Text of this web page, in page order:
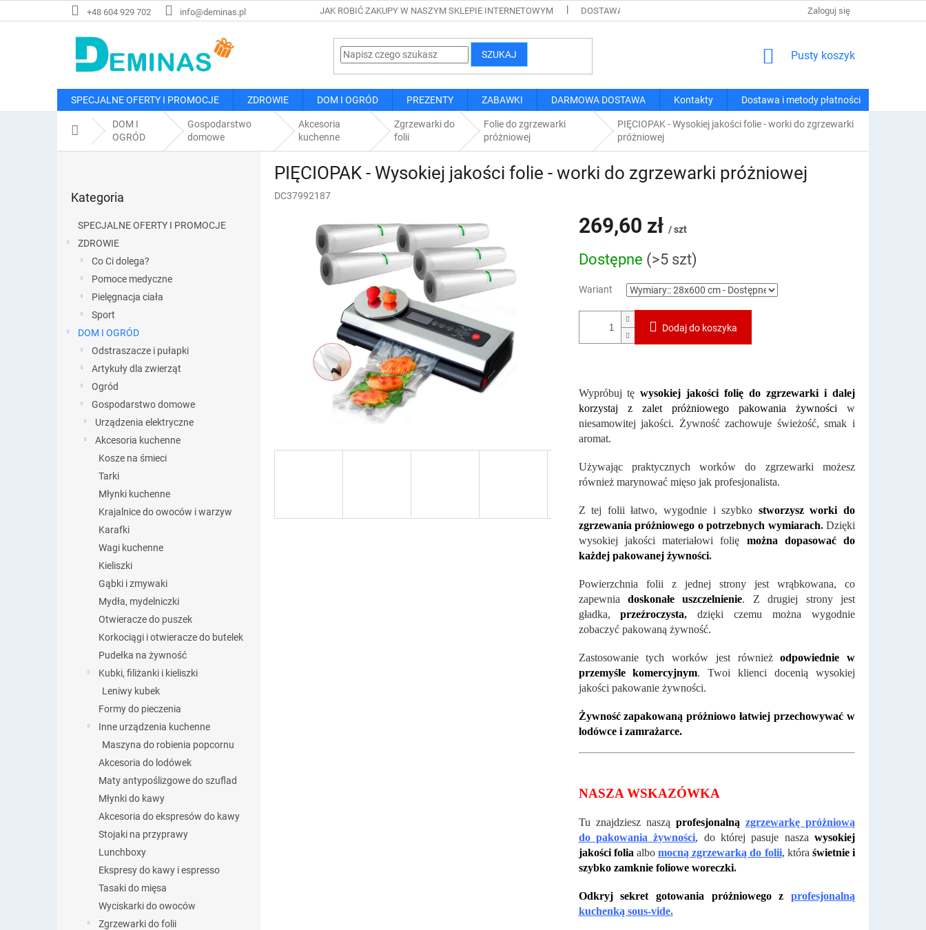
do
+48 604 929 702 info@deminas.pl JAK ROBIĆ ZAKUPY W NASZYM SKLEPIE INTERNETOWYM DOSTAWA I METODY PŁATNOŚCI REGULAMIN ZAKUPÓW
Zaloguj się
SZUKAJ KOSZYK
Pusty koszyk
SPECJALNE OFERTY I PROMOCJE ZDROWIE DOM I OGRÓD PREZENTY ZABAWKI DARMOWA DOSTAWA Kontakty Dostawa i metody płatności
Home
DOM I
OGRÓD
Gospodarstwo
domowe
Akcesoria
kuchenne
Zgrzewarki do
folii
Folie do zgrzewarki
próżniowej
PIĘCIOPAK - Wysokiej jakości folie - worki do zgrzewarki
próżniowej
kategorie
Kategoria
SPECJALNE OFERTY I PROMOCJE
ZDROWIE
Co Ci dolega?
Pomoce medyczne
Pielęgnacja ciała
Sport
DOM I OGRÓD
Odstraszacze i pułapki
Artykuły dla zwierząt
Ogród
Gospodarstwo domowe
Urządzenia elektryczne
Akcesoria kuchenne
Kosze na śmieci
Tarki
Młynki kuchenne
Krajalnice do owoców i warzyw
Karafki
Wagi kuchenne
Kieliszki
Gąbki i zmywaki
Mydła, mydelniczki
Otwieracze do puszek
Korkociągi i otwieracze do butelek
Pudełka na żywność
Kubki, filiżanki i kieliszki
Leniwy kubek
Formy do pieczenia
Inne urządzenia kuchenne
Maszyna do robienia popcornu
Akcesoria do lodówek
Maty antypoślizgowe do szuflad
Młynki do kawy
Akcesoria do ekspresów do kawy
Stojaki na przyprawy
Lunchboxy
Ekspresy do kawy i espresso
Tasaki do mięsa
Wyciskarki do owoców
Zgrzewarki do folii
PIĘCIOPAK - Wysokiej jakości folie - worki do zgrzewarki próżniowej
DC37992187
269,60 zł / szt
jednostkowa:
Dostępne (>5 szt)
Wariant
Dodaj do koszyka
Wypróbuj tęwysokiej jakości folię do zgrzewarki i dalej
korzystaj z zalet próżniowego pakowania żywnościw
niesamowitej jakości. Żywność zachowuje świeżość, smak i
aromat.
Używając praktycznych worków do zgrzewarki możesz
również marynować mięso jak profesjonalista.
Z tej folii łatwo, wygodnie i szybko stworzysz worki do
zgrzewania próżniowego o potrzebnych wymiarach.Dzięki
wysokiej jakości materiałowi folię można dopasować do
każdej pakowanej żywności.
Powierzchnia folii z jednej strony jest wrąbkowana, co
zapewnia doskonałe uszczelnienie. Z drugiej strony jest
gładka,przeźroczysta, dzięki czemu można wygodnie
zobaczyć pakowaną żywność.
Zastosowanie tych worków jest równieżodpowiednie w
przemyśle komercyjnym. Twoi klienci docenią wysokiej
jakości pakowanie żywności.
Żywność zapakowaną próżniowo łatwiej przechowywać w
lodówce i zamrażarce.
NASZA WSKAZÓWKA
Tu znajdziesz naszą profesjonalną zgrzewarkę próżniową
do pakowania żywności, do której pasuje naszawysokiej
jakości foliaalbomocną zgrzewarką do folii, która świetnie i
szybko zamknie foliowe woreczki.
Odkryj sekret gotowania próżniowego z
profesjonalną
kuchenką sous-vide.